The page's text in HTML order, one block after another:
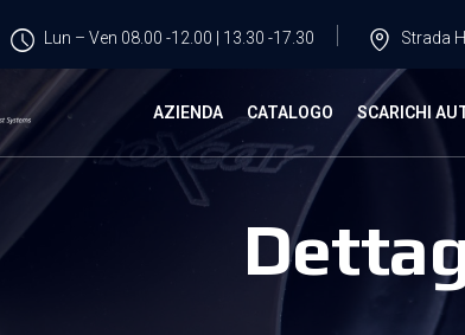
Lun – Ven 08.00 -12.00 | 13.30 -17.30 Strada
AZIENDA CATALOGO SCARICHI